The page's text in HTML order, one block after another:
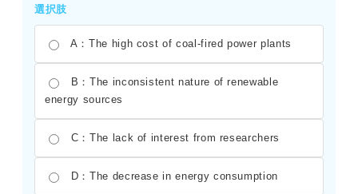
選択肢
A：The high cost of coal-fired power plants
B：The inconsistent nature of renewable
energy sources
C：The lack of interest from researchers
D：The decrease in energy consumption